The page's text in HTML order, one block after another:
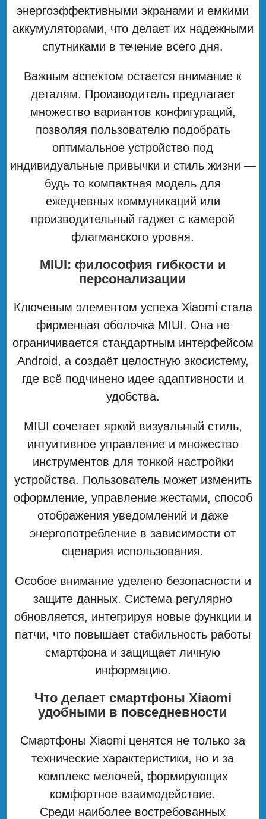
энергоэффективными экранами и емкими
аккумуляторами, что делает их надежными
спутниками в течение всего дня.
Важным аспектом остается внимание к
деталям. Производитель предлагает
множество вариантов конфигураций,
позволяя пользователю подобрать
оптимальное устройство под
индивидуальные привычки и стиль жизни —
будь то компактная модель для
ежедневных коммуникаций или
производительный гаджет с камерой
флагманского уровня.
MIUI: философия гибкости и
персонализации
Ключевым элементом успеха Xiaomi стала
фирменная оболочка MIUI. Она не
ограничивается стандартным интерфейсом
Android, а создаёт целостную экосистему,
где всё подчинено идее адаптивности и
удобства.
MIUI сочетает яркий визуальный стиль,
интуитивное управление и множество
инструментов для тонкой настройки
устройства. Пользователь может изменить
оформление, управление жестами, способ
отображения уведомлений и даже
энергопотребление в зависимости от
сценария использования.
Особое внимание уделено безопасности и
защите данных. Система регулярно
обновляется, интегрируя новые функции и
патчи, что повышает стабильность работы
смартфона и защищает личную
информацию.
Что делает смартфоны Xiaomi
удобными в повседневности
Смартфоны Xiaomi ценятся не только за
технические характеристики, но и за
комплекс мелочей, формирующих
комфортное взаимодействие.
Среди наиболее востребованных